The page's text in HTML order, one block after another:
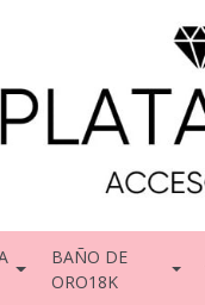
BAÑO DE
ORO18K